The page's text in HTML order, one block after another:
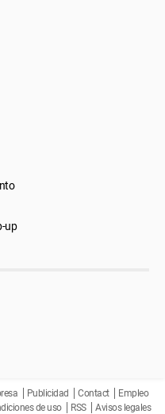
up
Publicidad Contact
Empleo
de uso RSS Avisos legales